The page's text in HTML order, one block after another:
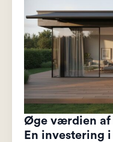
Øge værdien af
En investering